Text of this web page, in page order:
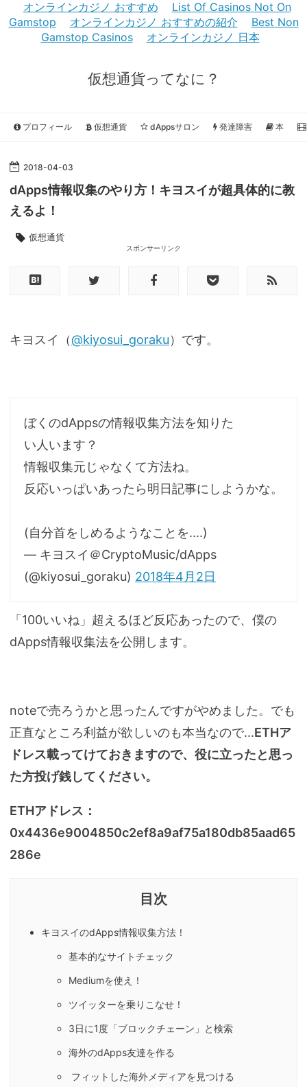
オンラインカジノ おすすめ
List Of Casinos Not On
Gamstop
オンラインカジノ おすすめの紹介
Best Non
Gamstop Casinos
オンラインカジノ 日本
仮想通貨ってなに？
プロフィール 仮想通貨 dAppsサロン 発達障害 本
2018-04-03
dApps情報収集のやり方！キヨスイが超具体的に教
えるよ！
仮想通貨
スポンサーリンク
キヨスイ（@kiyosui_goraku）です。
ぼくのdAppsの情報収集方法を知りた
い人います？
情報収集元じゃなくて方法ね。
反応いっぱいあったら明日記事にしようかな。
(自分首をしめるようなことを....)
— キヨスイ＠CryptoMusic/dApps
(@kiyosui_goraku) 2018年4月2日
「100いいね」超えるほど反応あったので、僕の
dApps情報収集法を公開します。
noteで売ろうかと思ったんですがやめました。でも
正直なところ利益が欲しいのも本当なので...ETHア
ドレス載ってけておきますので、役に立ったと思っ
た方投げ銭してください。
ETHアドレス：
0x4436e9004850c2ef8a9af75a180db85aad65
286e
キヨスイのdApps情報収集方法！
基本的なサイトチェック
Mediumを使え！
ツイッターを乗りこなせ！
3日に1度「ブロックチェーン」と検索
海外のdApps友達を作る
フィットした海外メディアを見つける